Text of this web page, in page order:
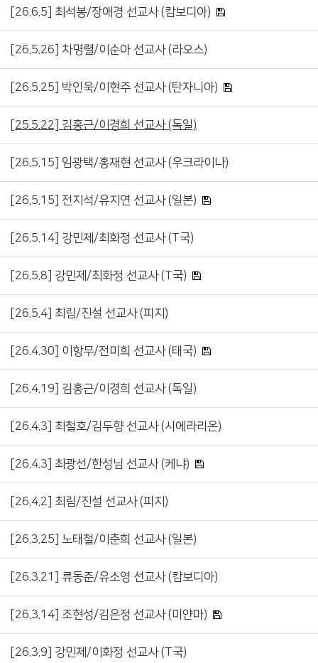
[26.6.5] 최석봉/장애경 선교사 (캄보디아)
[26.5.26] 차명렬/이순아 선교사 (라오스)
[26.5.25] 박인욱/이현주 선교사 (탄자니아)
[25.5.22] 김홍근/이경희 선교사 (독일)
[26.5.15] 임광택/홍재현 선교사 (우크라이나)
[26.5.15] 전지석/유지연 선교사 (일본)
[26.5.14] 강민제/최화정 선교사 (T국)
[26.5.8] 강민제/최화정 선교사 (T국)
[26.5.4] 최림/진설 선교사 (피지)
[26.4.30] 이항무/전미희 선교사 (태국)
[26.4.19] 김홍근/이경희 선교사 (독일)
[26.4.3] 최철호/김두향 선교사 (시에라리온)
[26.4.3] 최광선/한성님 선교사 (케냐)
[26.4.2] 최림/진설 선교사 (피지)
[26.3.25] 노태철/이춘희 선교사 (일본)
[26.3.21] 류동준/유소영 선교사 (캄보디아)
[26.3.14] 조현성/김은정 선교사 (미얀마)
[26.3.9] 강민제/이화정 선교사 (T국)